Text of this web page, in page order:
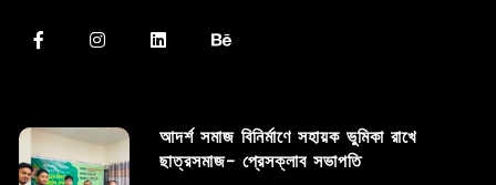
আদর্শ সমাজ বিনির্মাণে সহায়ক ভুমিকা রাখে
ছাত্রসমাজ- প্রেসক্লাব সভাপতি